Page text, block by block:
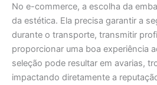
No e-commerce, a escolha da
da estética. Ela precisa garantir a
durante o transporte, transmitir
proporcionar uma boa experiência
seleção pode resultar em avarias,
impactando diretamente a
ideal
para
seu
e-
commerce